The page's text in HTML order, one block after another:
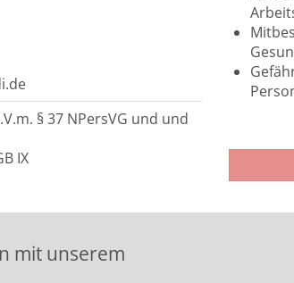
§ 37 NPersVG und und
IX
mit unserem